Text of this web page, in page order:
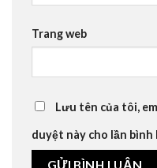
Trang web
Lưu tên của tôi,
duyệt này cho lần